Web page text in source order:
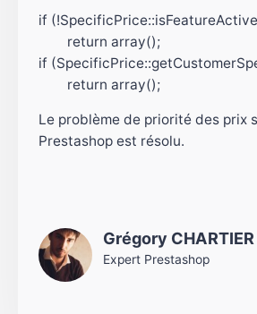
if
if
	return array();
Le problème de priorité des prix
Prestashop est résolu.
Grégory CHARTIER
Expert Prestashop